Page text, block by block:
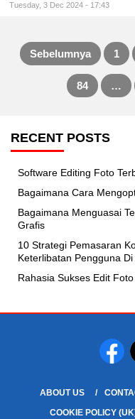
Tuesday, 3 Dec 2024 - 17:43
Posts
Sebelumnya 1
84 …
RECENT POSTS
Software Editing Foto
Bagaimana Cara
Bagaimana Menguasai
Grafis
10 Strategi Pemasaran
Keterlibatan Pengguna
Rahasia Sukses Edit
ABOUT US
COOKIE POLICY